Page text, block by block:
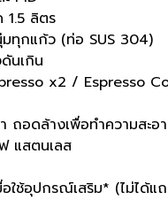
1.5 ลิตร
ทุกแก้ว (ท่อ SUS 304)
นเกิน
x2 / Espresso
ถอดล้างเพื่อทำความสะอ
แสตนเลส
ใช้อุปกรณ์เสริม* (ไม่ได้แ